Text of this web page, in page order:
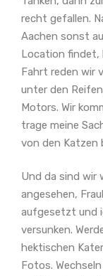
recht gefallen.
Aachen sonst
Location findet,
Fahrt reden wir
unter den
Motors. Wir
trage meine
von den Katzen
Und da sind wir
angesehen,
aufgesetzt und
versunken.
hektischen
Fotos.